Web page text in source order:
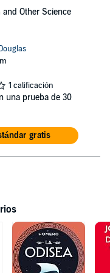
and Other Science
1 calificación
una prueba de 30
gratis